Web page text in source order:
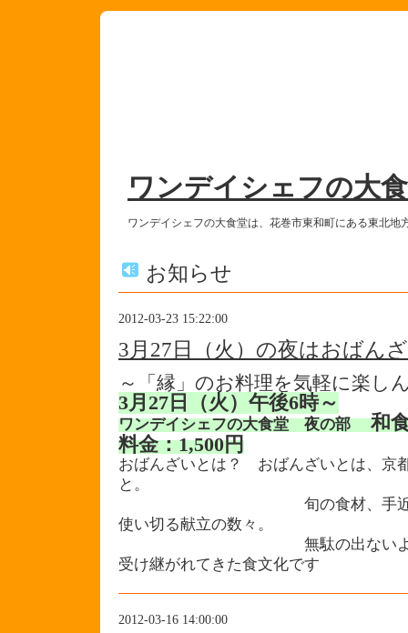
ワンデイシェフの大
ワンデイシェフの大食堂は、花巻市東和町にある東北
お知らせ
2012-03-23 15:22:00
3月27日（火）の夜はおばん
～「縁」のお料理を気軽に楽し
3月27日（火）午後6時～
ワンデイシェフの大食堂 夜の部
和
料金：1,500円
おばんざいとは？ おばんざいとは、京
と。
旬の食材、手近な食材
使い切る献立の数々。
無駄の出ないよう工夫
受け継がれてきた食文化です
2012-03-16 14:00:00